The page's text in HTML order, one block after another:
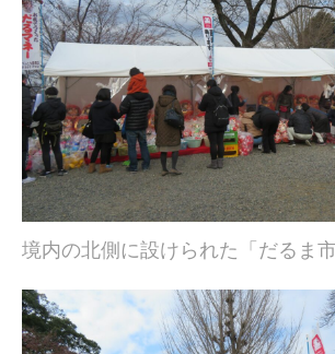
境内の北側に設けられた「だるま市